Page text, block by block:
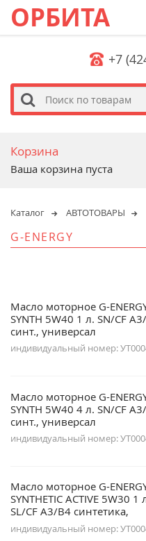
ОРБИТА
+7
s
Корзина
Ваша корзина пуста
Каталог АВТОТОВАРЫ
G-ENERGY
Масло моторное G-
SYNTH 5W40 1 л. SN/CF
синт., универсал
индивидуальный номер:
Масло моторное G-
SYNTH 5W40 4 л. SN/CF
синт., универсал
индивидуальный номер:
Масло моторное G-
SYNTHETIC ACTIVE 5W30 1
SL/CF A3/B4 синтетика,
универсальное
индивидуальный номер: